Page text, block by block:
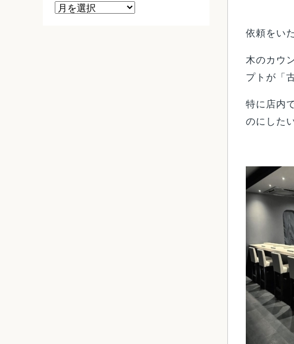
依頼をい
木のカウ
プトが「
特に店内
のにした